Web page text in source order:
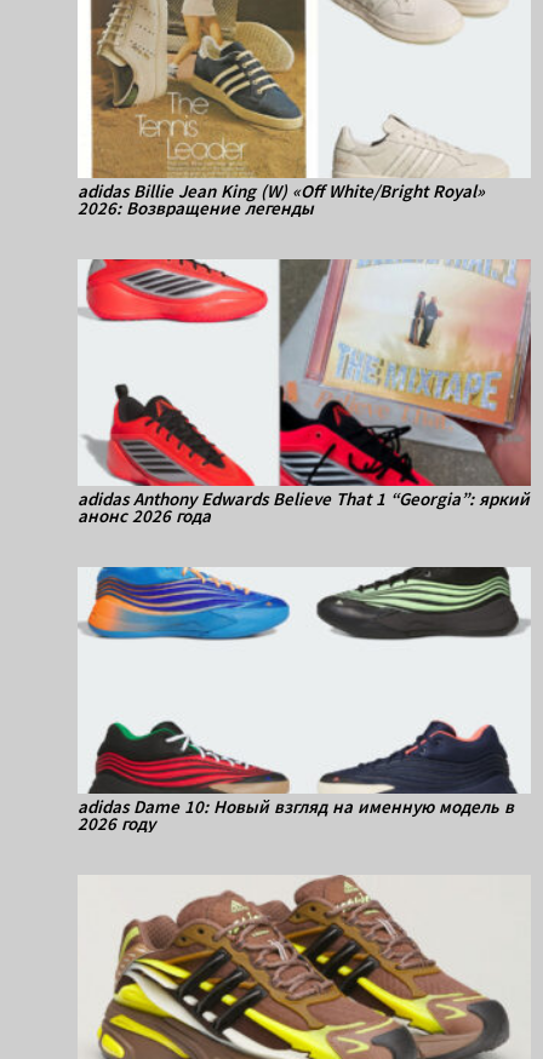
adidas Billie Jean King (W) «Off White/Bright Royal»
2026: Возвращение легенды
adidas Anthony Edwards Believe That 1 “Georgia”: яркий
анонс 2026 года
adidas Dame 10: Новый взгляд на именную модель в
2026 году